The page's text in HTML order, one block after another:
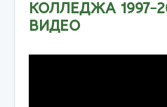
КОЛЛЕДЖА 1997-
ВИДЕО